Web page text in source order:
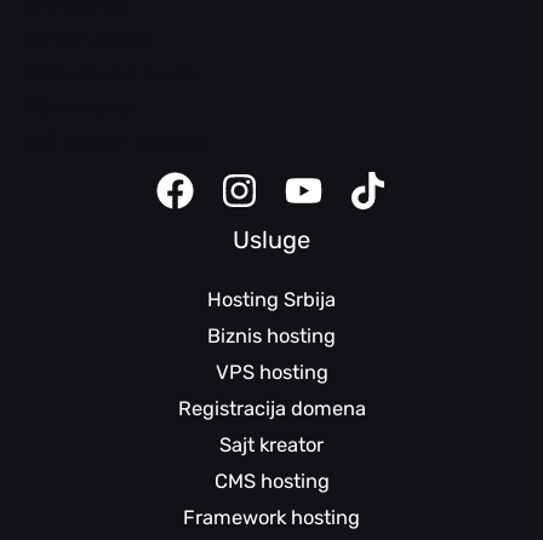
Usluge
Hosting Srbija
Biznis hosting
VPS hosting
Registracija domena
Sajt kreator
CMS hosting
Framework hosting